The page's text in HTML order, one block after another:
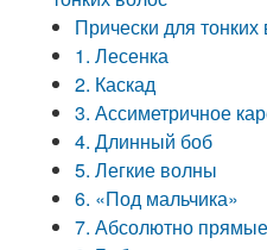
Прически для
1. Лесенка
2. Каскад
3. Ассиметричное
4. Длинный боб
5. Легкие волны
6. «Под мальчика»
7. Абсолютно прямые